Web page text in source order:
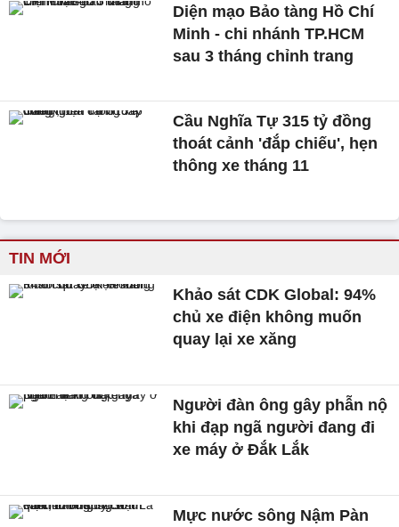
Diện mạo Bảo tàng Hồ Chí
Minh - chi nhánh TP.HCM
sau 3 tháng chỉnh trang
Cầu Nghĩa Tự 315 tỷ đồng
thoát cảnh 'đắp chiếu', hẹn
thông xe tháng 11
TIN MỚI
Khảo sát CDK Global: 94%
chủ xe điện không muốn
quay lại xe xăng
Người đàn ông gây phẫn nộ
khi đạp ngã người đang đi
xe máy ở Đắk Lắk
Mực nước sông Nậm Pàn